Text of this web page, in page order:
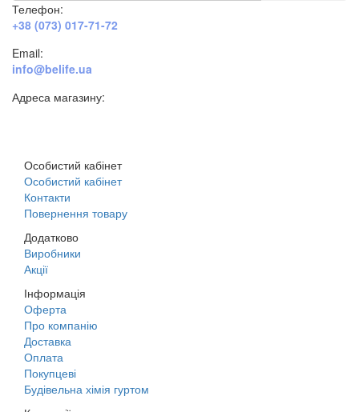
Телефон:
+38 (073) 017-71-72
Email:
info@belife.ua
Адреса магазину:
Особистий кабінет
Особистий кабінет
Контакти
Повернення товару
Додатково
Виробники
Акції
Інформація
Оферта
Про компанію
Доставка
Оплата
Покупцеві
Будівельна хімія гуртом